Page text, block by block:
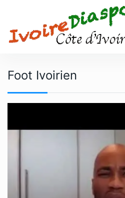
Foot Ivoirien